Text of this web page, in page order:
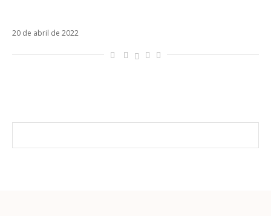
20 de abril de 2022